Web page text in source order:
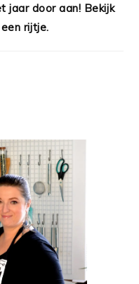
jaar door aan! Bekijk
rijtje.